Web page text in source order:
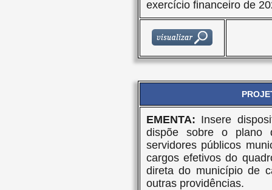
exercício financeiro de
EMENTA: Insere
dispõe sobre o plano
servidores públicos
cargos efetivos do
direta do município de
outras providências.